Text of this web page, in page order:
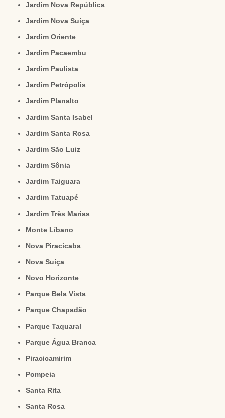
Jardim Nova República
Jardim Nova Suíça
Jardim Oriente
Jardim Pacaembu
Jardim Paulista
Jardim Petrópolis
Jardim Planalto
Jardim Santa Isabel
Jardim Santa Rosa
Jardim São Luiz
Jardim Sônia
Jardim Taiguara
Jardim Tatuapé
Jardim Três Marias
Monte Líbano
Nova Piracicaba
Nova Suíça
Novo Horizonte
Parque Bela Vista
Parque Chapadão
Parque Taquaral
Parque Água Branca
Piracicamirim
Pompeia
Santa Rita
Santa Rosa